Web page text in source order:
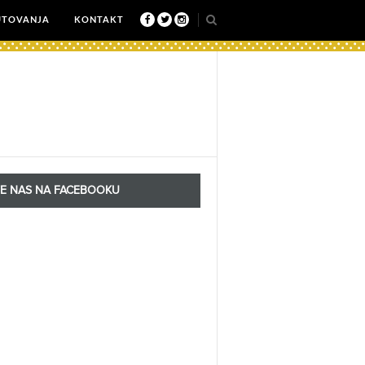
KONTAKT
NAS NA FACEBOOKU